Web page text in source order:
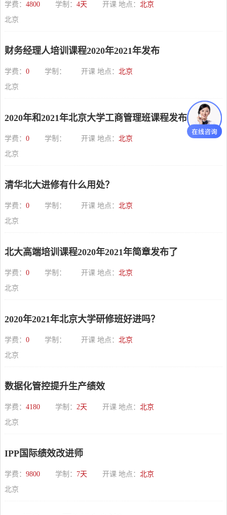
学费： 4800 学制： 4天 开课 地点： 北京
北京
财务经理人培训课程2020年2021年发布
学费： 0 学制： 开课 地点： 北京
北京
2020年和2021年北京大学工商管理班课程发布了
学费： 0 学制： 开课 地点： 北京
北京
清华北大进修有什么用处？
学费： 0 学制： 开课 地点： 北京
北京
北大高端培训课程2020年2021年简章发布了
学费： 0 学制： 开课 地点： 北京
北京
2020年2021年北京大学研修班好进吗？
学费： 0 学制： 开课 地点： 北京
北京
数据化管控提升生产绩效
学费： 4180 学制： 2天 开课 地点： 北京
北京
IPP国际绩效改进师
学费： 9800 学制： 7天 开课 地点： 北京
北京